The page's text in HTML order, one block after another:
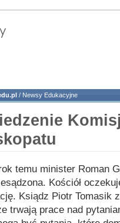
/ Newsy Edukacyjne
temu minister Roman
Kościół
Ksiądz Piotr Tomasik
trwają prace nad